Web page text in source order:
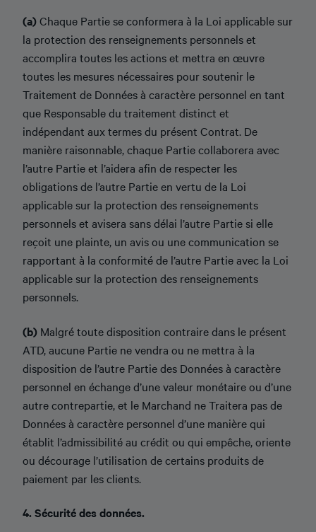
(a)Chaque Partie se conformera à la Loi applicable sur
la protection des renseignements personnels et
accomplira toutes les actions et mettra en œuvre
toutes les mesures nécessaires pour soutenir le
Traitement de Données à caractère personnel en tant
que Responsable du traitement distinct et
indépendant aux termes du présent Contrat. De
manière raisonnable, chaque Partie collaborera avec
l’autre Partie et l’aidera afin de respecter les
obligations de l’autre Partie en vertu de la Loi
applicable sur la protection des renseignements
personnels et avisera sans délai l’autre Partie si elle
reçoit une plainte, un avis ou une communication se
rapportant à la conformité de l’autre Partie avec la Loi
applicable sur la protection des renseignements
personnels.
(b) Malgré toute disposition contraire dans le présent
ATD, aucune Partie ne vendra ou ne mettra à la
disposition de l’autre Partie des Données à caractère
personnel en échange d’une valeur monétaire ou d’une
autre contrepartie, et le Marchand ne Traitera pas de
Données à caractère personnel d’une manière qui
établit l’admissibilité au crédit ou qui empêche, oriente
ou décourage l’utilisation de certains produits de
paiement par les clients.
4. Sécurité des données.